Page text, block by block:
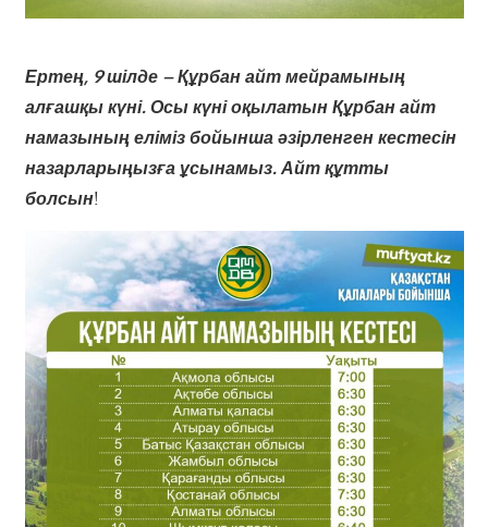
Ертең, 9 шілде – Құрбан айт мейрамының
алғашқы күні. Осы күні оқылатын Құрбан айт
намазының еліміз бойынша әзірленген кестесін
назарларыңызға ұсынамыз. Айт құтты
болсын!